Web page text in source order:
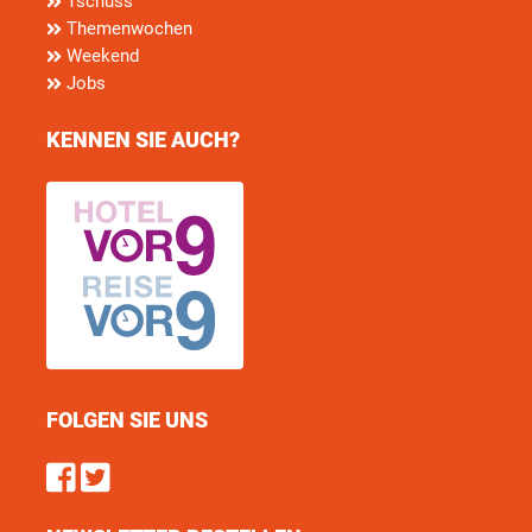
Themenwochen
Weekend
Jobs
KENNEN SIE AUCH?
FOLGEN SIE UNS
Find us on Facebook
Follow us on Twitter